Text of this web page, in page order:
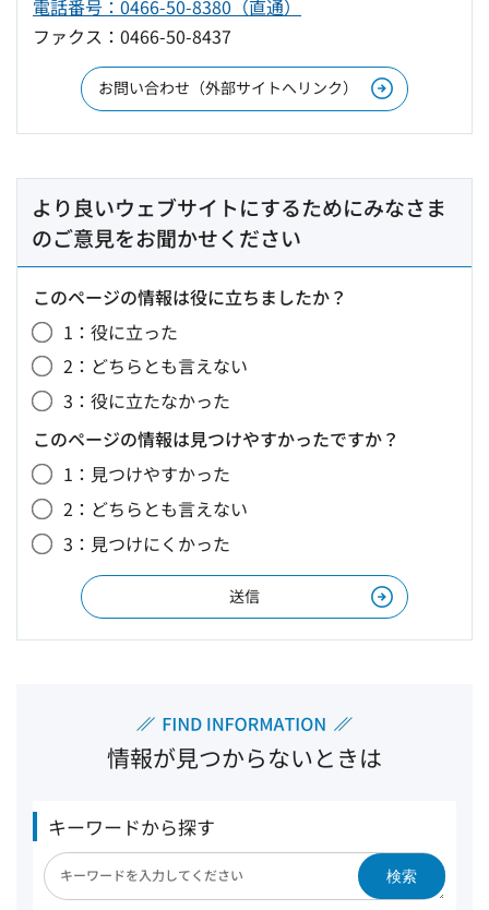
電話番号：0466-50-8380（直通）
ファクス：0466-50-8437
お問い合わせ（外部サイトへリンク）
より良いウェブサイトにするためにみなさま
のご意見をお聞かせください
このページの情報は役に立ちましたか？
1：役に立った
2：どちらとも言えない
3：役に立たなかった
このページの情報は見つけやすかったですか？
1：見つけやすかった
2：どちらとも言えない
3：見つけにくかった
情報が見つからないときは
キーワードから探す
検索